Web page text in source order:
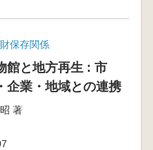
保存関係
と地方再生 : 市
企業・地域との連携
著